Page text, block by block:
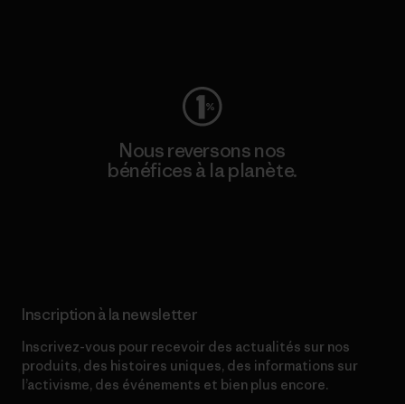
Nous reversons nos
bénéfices à la planète.
Inscription à la newsletter
Inscrivez-vous pour recevoir des actualités sur nos
produits, des histoires uniques, des informations sur
l’activisme, des événements et bien plus encore.